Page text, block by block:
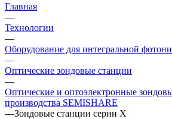
Главная
—
Технологии
—
Оборудование для интегральной
—
Оптические зондовые станции
—
Оптические и оптоэлектронные
производства SEMISHARE
—Зондовые станции серии X